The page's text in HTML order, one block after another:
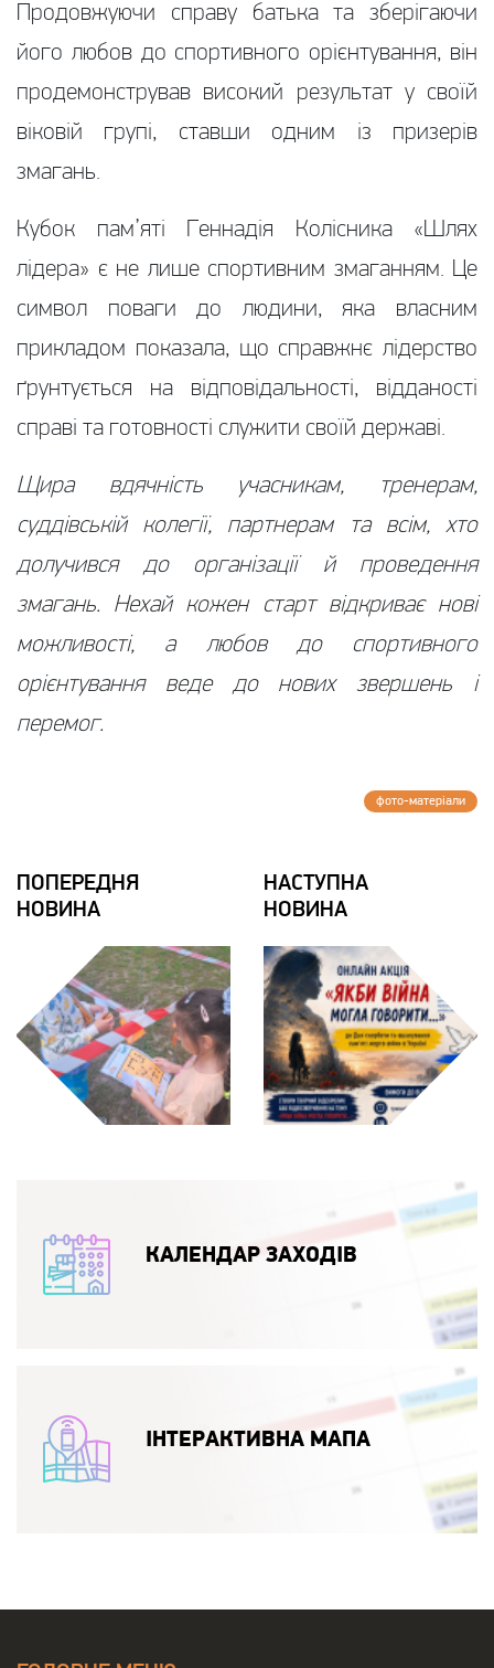
Продовжуючи справу батька та зберігаючи
його любов до спортивного орієнтування, він
продемонстрував високий результат у своїй
віковій групі, ставши одним із призерів
змагань.
Кубок пам’яті Геннадія Колісника «Шлях
лідера» є не лише спортивним змаганням. Це
символ поваги до людини, яка власним
прикладом показала, що справжнє лідерство
ґрунтується на відповідальності, відданості
справі та готовності служити своїй державі.
Щира вдячність учасникам, тренерам,
суддівській колегії, партнерам та всім, хто
долучився до організації й проведення
змагань. Нехай кожен старт відкриває нові
можливості, а любов до спортивного
орієнтування веде до нових звершень і
перемог.
фото-матерiали
ПОПЕРЕДНЯ
НОВИНА
НАСТУПНА
НОВИНА
КАЛЕНДАР ЗАХОДІВ
ІНТЕРАКТИВНА МАПА